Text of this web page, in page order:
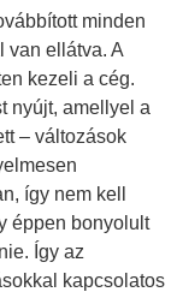
minden
van ellátva. A
kezeli a cég.
nyújt, amellyel a
– változások
így nem kell
éppen bonyolult
Így az
kapcsolatos